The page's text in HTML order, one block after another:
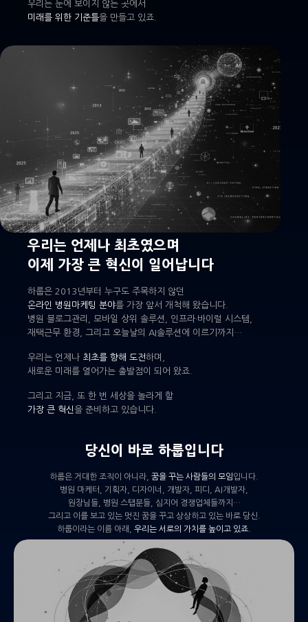
우리는 눈에 보이지 않는 곳에서
미래를 위한 기준틀을 만들고 있죠.
우리는 언제나 최초였으며
이제 가장 큰 혁신이 일어납니다
하룹은 2013년부터 누구도 주목하지 않던
온라인 병원마케팅 분야를 가장 앞서 개척해 왔습니다.
병원 블로그관리, 모바일 상위 솔루션, 인프라·바이럴 시스템,
재택근무 환경, 그리고 오늘날의 AI솔루션에 이르기까지…
우리는 언제나 최초를 향해 도전하며,
새로운 미래를 열어가는 출발점이 되어 왔죠.
그리고 지금, 또 한 번 세상을 놀라게 할
가장 큰 혁신을 준비하고 있습니다.
당신이 바로 하룹입니다
하룹은 거대한 조직이 아니라, 꿈을 꾸는 사람들의 모임입니다.
병원 마케터, 기획자, 디자이너, 개발자, 피디, AI개발자,
원장님들, 병원 스탭분들, 심지어 경쟁업체들까지…
그리고 이를 보고 있는 멋진 꿈을 꾸고 상상하고 있는 바로 당신.
하룹이라는 이름 아래, 우리는 서로의 가치를 높이고 있죠.